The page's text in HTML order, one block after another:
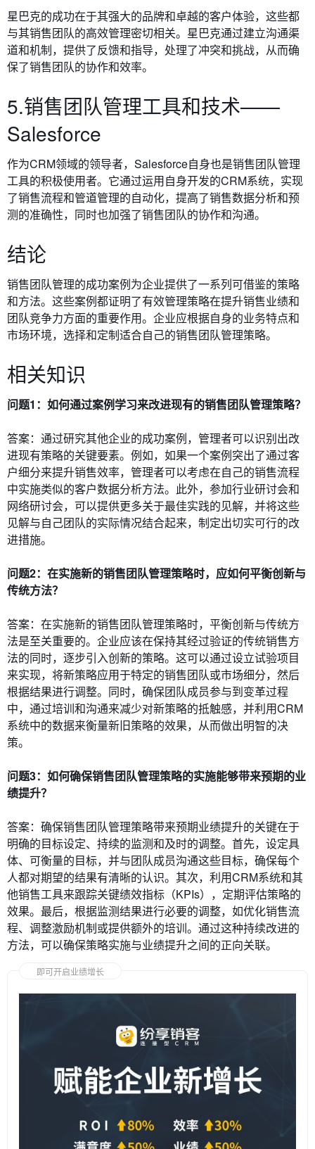
星巴克的成功在于其强大的品牌和卓越的客户体验，这些都
与其销售团队的高效管理密切相关。星巴克通过建立沟通渠
道和机制，提供了反馈和指导，处理了冲突和挑战，从而确
保了销售团队的协作和效率。
5.销售团队管理工具和技术——
Salesforce
作为CRM领域的领导者，Salesforce自身也是销售团队管理
工具的积极使用者。它通过运用自身开发的CRM系统，实现
了销售流程和管道管理的自动化，提高了销售数据分析和预
测的准确性，同时也加强了销售团队的协作和沟通。
结论
销售团队管理的成功案例为企业提供了一系列可借鉴的策略
和方法。这些案例都证明了有效管理策略在提升销售业绩和
团队竞争力方面的重要作用。企业应根据自身的业务特点和
市场环境，选择和定制适合自己的销售团队管理策略。
相关知识
问题1：如何通过案例学习来改进现有的销售团队管理策略？
答案：通过研究其他企业的成功案例，管理者可以识别出改
进现有策略的关键要素。例如，如果一个案例突出了通过客
户细分来提升销售效率，管理者可以考虑在自己的销售流程
中实施类似的客户数据分析方法。此外，参加行业研讨会和
网络研讨会，可以提供更多关于最佳实践的见解，并将这些
见解与自己团队的实际情况结合起来，制定出切实可行的改
进措施。
问题2：在实施新的销售团队管理策略时，应如何平衡创新与
传统方法？
答案：在实施新的销售团队管理策略时，平衡创新与传统方
法是至关重要的。企业应该在保持其经过验证的传统销售方
法的同时，逐步引入创新的策略。这可以通过设立试验项目
来实现，将新策略应用于特定的销售团队或市场细分，然后
根据结果进行调整。同时，确保团队成员参与到变革过程
中，通过培训和沟通来减少对新策略的抵触感，并利用CRM
系统中的数据来衡量新旧策略的效果，从而做出明智的决
策。
问题3：如何确保销售团队管理策略的实施能够带来预期的业
绩提升？
答案：确保销售团队管理策略带来预期业绩提升的关键在于
明确的目标设定、持续的监测和及时的调整。首先，设定具
体、可衡量的目标，并与团队成员沟通这些目标，确保每个
人都对期望的结果有清晰的认识。其次，利用CRM系统和其
他销售工具来跟踪关键绩效指标（KPIs），定期评估策略的
效果。最后，根据监测结果进行必要的调整，如优化销售流
程、调整激励机制或提供额外的培训。通过这种持续改进的
方法，可以确保策略实施与业绩提升之间的正向关联。
即可开启业绩增长